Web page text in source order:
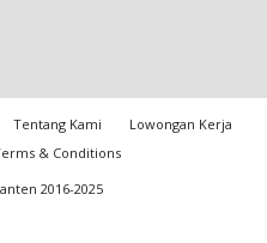
Tentang Kami
Lowongan Kerja
& Conditions
2016-2025